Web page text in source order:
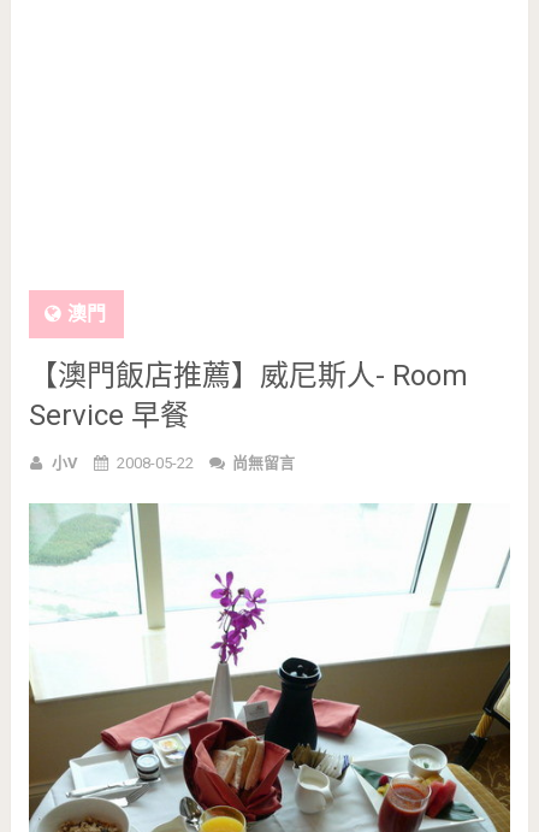
澳門
【澳門飯店推薦】威尼斯人- Room
Service 早餐
小V 2008-05-22 尚無留言